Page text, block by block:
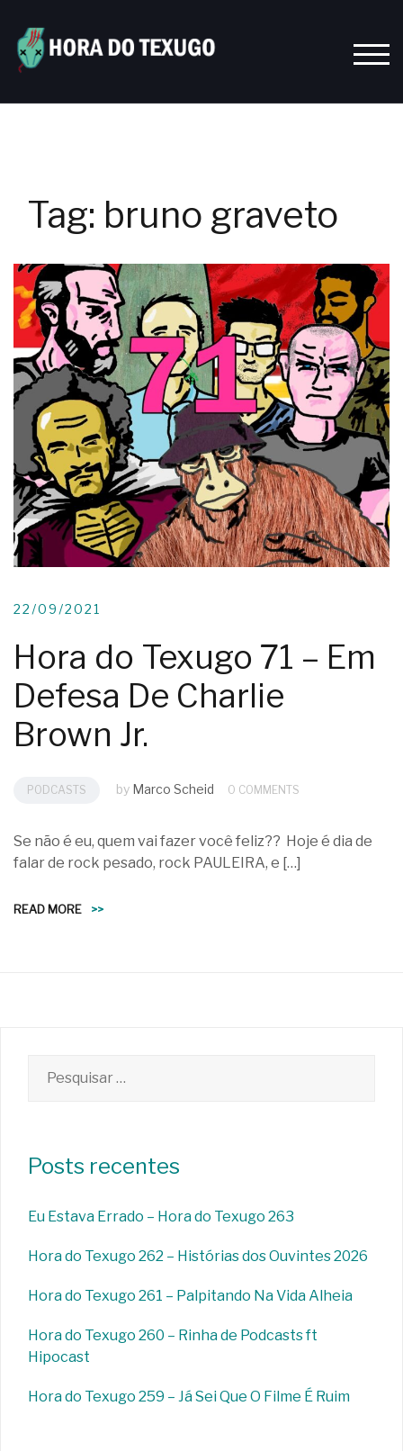
content
Tag: bruno graveto
22/09/2021
Hora do Texugo 71 – Em
Defesa De Charlie
Brown Jr.
PODCASTS by Marco Scheid 0 COMMENTS
Se não é eu, quem vai fazer você feliz?? Hoje é dia de
falar de rock pesado, rock PAULEIRA, e […]
READ MORE >>
por:
Posts recentes
Eu Estava Errado – Hora do Texugo 263
Hora do Texugo 262 – Histórias dos Ouvintes 2026
Hora do Texugo 261 – Palpitando Na Vida Alheia
Hora do Texugo 260 – Rinha de Podcasts ft
Hipocast
Hora do Texugo 259 – Já Sei Que O Filme É Ruim